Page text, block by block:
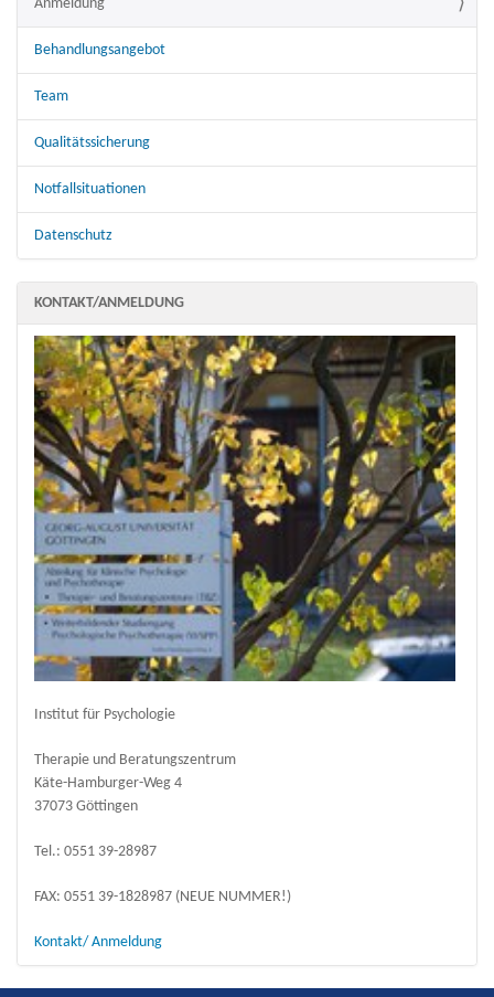
Anmeldung
Behandlungsangebot
Team
Qualitätssicherung
Notfallsituationen
Datenschutz
KONTAKT/ANMELDUNG
Institut für Psychologie
Therapie und Beratungszentrum
Käte-Hamburger-Weg 4
37073 Göttingen
Tel.: 0551 39-28987
FAX: 0551 39-1828987 (NEUE NUMMER!)
Kontakt/ Anmeldung